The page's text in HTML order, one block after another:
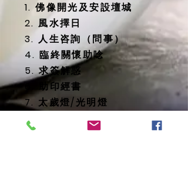
1. 佛像開光及安設壇城
2. 風水擇日
3. 人生咨詢（問事）
4. 臨終關懷助唸
5. 求簽解惑
6. 助印經書
7. 太歲燈/光明燈
8. 消災延壽藥師佛燈
9. 地藏殿提供